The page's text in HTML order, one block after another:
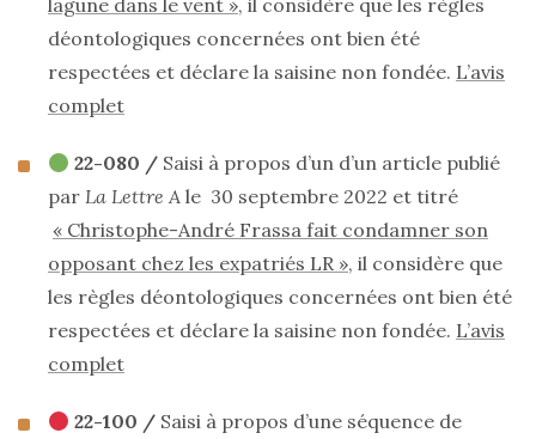
lagune dans le vent », il considère que les règles
déontologiques concernées ont bien été
respectées et déclare la saisine non fondée. L’avis
complet
22-080 / Saisi à propos d’un d’un article publié
par La Lettre A le 30 septembre 2022 et titré
« Christophe-André Frassa fait condamner son
opposant chez les expatriés LR », il considère que
les règles déontologiques concernées ont bien été
respectées et déclare la saisine non fondée. L’avis
complet
22-100 / Saisi à propos d’une séquence de